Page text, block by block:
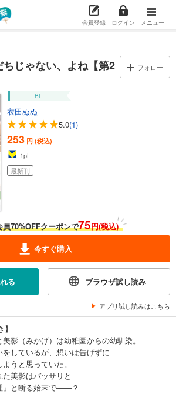
会員登録 ログイン メニュー
じゃない、よね【第2
フォロー
BL
衣田ぬぬ
5.0(1)
253 円 (税込)
1pt
最新刊
員70%OFFクーポンで75円(税込)
今すぐ購入
る ブラウザ試し読み
アプリ試し読みはこちら
影（みかげ）は幼稚園からの幼馴染。
しているが、想いは告げずに
うと思っていた。
美影はバッサリと
」と断る始末で――？